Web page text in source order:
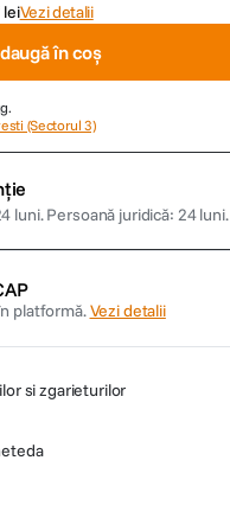
leiVezi detalii
în coș
(Sectorul 3)
luni.Persoană juridică: 24 luni.
platformă.Vezi detalii
si zgarieturilor